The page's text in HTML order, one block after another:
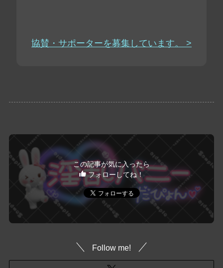
協賛・サポーターを募集しています。 >
この記事が気に入ったら
フォローしてね！
Follow me!